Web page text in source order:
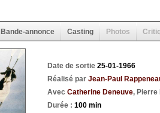
Bande-annonce Casting Photos
Date de sortie 25-01-1966
Réalisé par Jean-Paul
Avec Catherine Deneuve,
Durée : 100 min